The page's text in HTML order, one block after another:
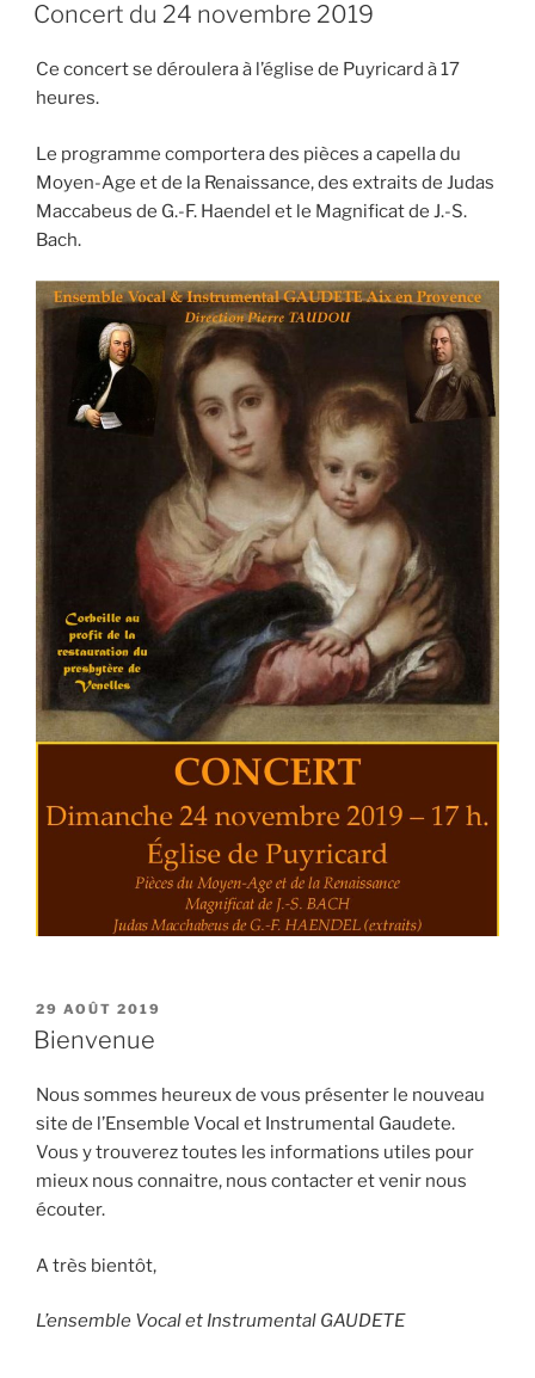
LE
Concert du 24 novembre 2019
Ce concert se déroulera à l’église de Puyricard à 17
heures.
Le programme comportera des pièces a capella du
Moyen-Age et de la Renaissance, des extraits de Judas
Maccabeus de G.-F. Haendel et le Magnificat de J.-S.
Bach.
PUBLIÉ
LE
29 AOÛT 2019
Bienvenue
Nous sommes heureux de vous présenter le nouveau
site de l’Ensemble Vocal et Instrumental Gaudete.
Vous y trouverez toutes les informations utiles pour
mieux nous connaitre, nous contacter et venir nous
écouter.
A très bientôt,
L’ensemble Vocal et Instrumental GAUDETE